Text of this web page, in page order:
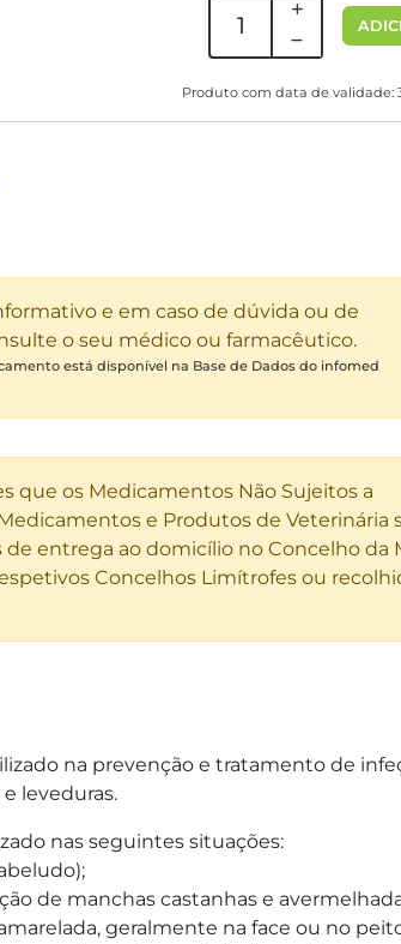
Produto com data de validade:
e em caso de dúvida ou de
o seu médico ou farmacêutico.
está disponível na Base de Dados do infomed
que os Medicamentos Não Sujeitos a
e Produtos de Veterinária
entrega ao domicílio no Concelho da
Concelhos Limítrofes ou
na prevenção e tratamento de
leveduras.
nas seguintes situações:
de manchas castanhas e
geralmente na face ou no